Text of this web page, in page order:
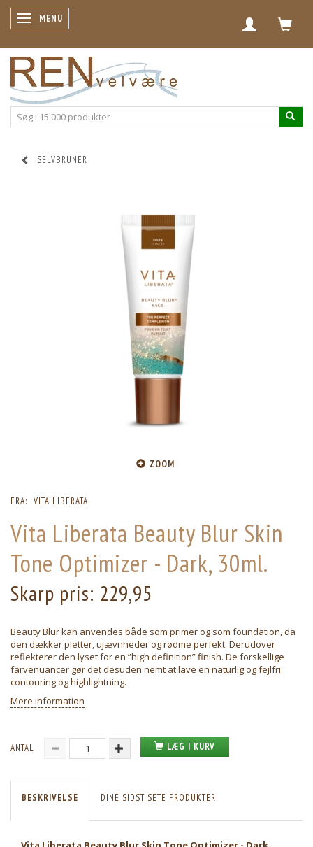
SKIFTE NAVIGATION
MENU
SELVBRUNER
ZOOM
FRA: VITA LIBERATA
Vita Liberata Beauty Blur Skin
Tone Optimizer - Dark, 30ml.
Skarp pris: 229,95
Beauty Blur kan anvendes både som primer og som foundation, da
den dækker pletter, ujævnheder og rødme perfekt. Derudover
reflekterer den lyset for en ”high definition” finish. De forskellige
farvenuancer gør det desuden nemt at lave en naturlig og fejlfri
contouring og highlightning.
Mere information
ANTAL LÆG I KURV
BESKRIVELSE DINE SIDST SETE PRODUKTER